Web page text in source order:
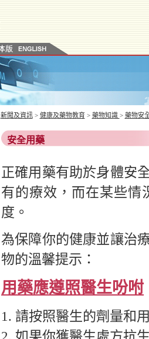
新聞及資訊> 健康及藥物教育> 藥物知識 > 藥物安
安全用藥
正確用藥有助於身體安
有的療效，而在某些情
度。
為保障你的健康並讓治
物的溫馨提示：
用藥應遵照醫生吩咐
1. 請按照醫生的劑量和
2. 如果你獲醫生處方抗